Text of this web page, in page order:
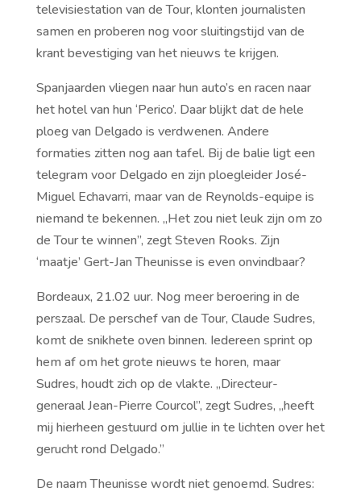
televisiestation van de Tour, klonten journalisten
samen en proberen nog voor sluitingstijd van de
krant bevestiging van het nieuws te krijgen.
Spanjaarden vliegen naar hun auto’s en racen naar
het hotel van hun ‘Perico’. Daar blijkt dat de hele
ploeg van Delgado is verdwenen. Andere
formaties zitten nog aan tafel. Bij de balie ligt een
telegram voor Delgado en zijn ploegleider José-
Miguel Echavarri, maar van de Reynolds-equipe is
niemand te bekennen. ,,Het zou niet leuk zijn om zo
de Tour te winnen’’, zegt Steven Rooks. Zijn
‘maatje’ Gert-Jan Theunisse is even onvindbaar?
Bordeaux, 21.02 uur. Nog meer beroering in de
perszaal. De perschef van de Tour, Claude Sudres,
komt de snikhete oven binnen. Iedereen sprint op
hem af om het grote nieuws te horen, maar
Sudres, houdt zich op de vlakte. ,,Directeur-
generaal Jean-Pierre Courcol’’, zegt Sudres, ,,heeft
mij hierheen gestuurd om jullie in te lichten over het
gerucht rond Delgado.’’
De naam Theunisse wordt niet genoemd. Sudres: